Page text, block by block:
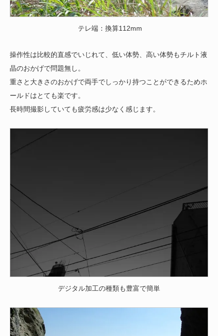
テレ端：換算112mm
操作性は比較的直感でいじれて、低い体勢、高い体勢もチルト液
晶のおかげで問題無し。
重さと大きさのおかげで両手でしっかり持つことができるためホ
ールドはとても楽です。
長時間撮影していても疲労感は少なく感じます。
デジタル加工の種類も豊富で簡単